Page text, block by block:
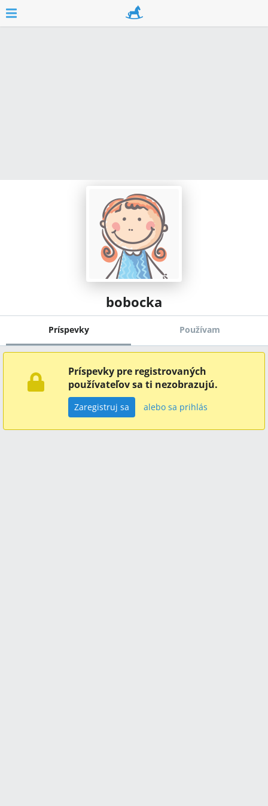
bobocka
Príspevky Používam
Príspevky pre registrovaných
používateľov sa ti nezobrazujú.
Zaregistruj sa alebo sa prihlás